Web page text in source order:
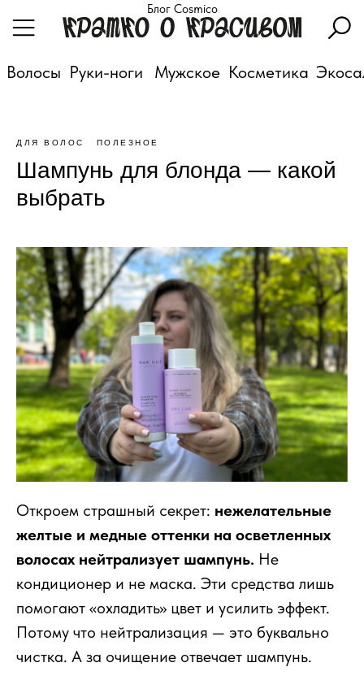
Блог Cosmico
Мужское
Руки-ноги
Волосы Косметика
ДЛЯ ВОЛОС ПОЛЕЗНОЕ
Шампунь для блонда — какой
выбрать
Откроем страшный секрет: нежелательные
желтые и медные оттенки на осветленных
волосах нейтрализует шампунь. Не
кондиционер и не маска. Эти средства лишь
помогают «охладить» цвет и усилить эффект.
Потому что нейтрализация — это буквально
чистка. А за очищение отвечает шампунь.